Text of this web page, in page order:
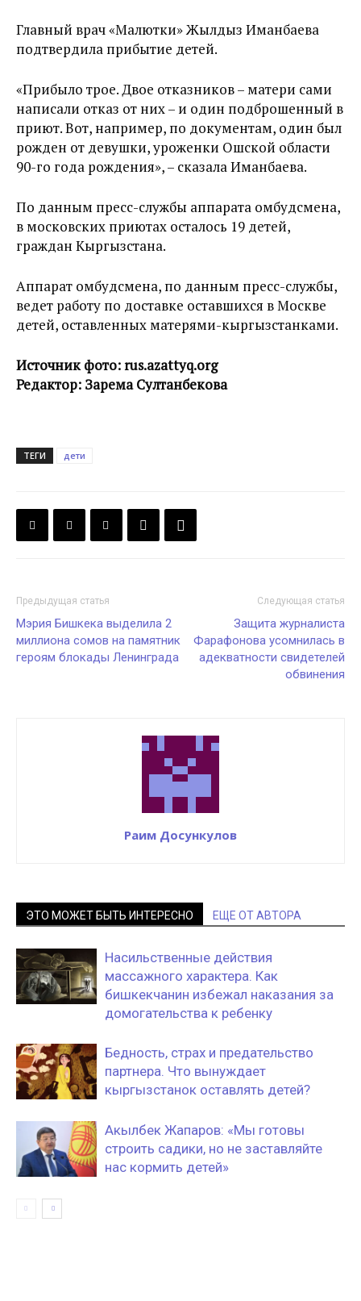
Главный врач «Малютки» Жылдыз Иманбаева
подтвердила прибытие детей.
«Прибыло трое. Двое отказников – матери сами
написали отказ от них – и один подброшенный в
приют. Вот, например, по документам, один был
рожден от девушки, уроженки Ошской области
90-го года рождения», – сказала Иманбаева.
По данным пресс-службы аппарата омбудсмена,
в московских приютах осталось 19 детей,
граждан Кыргызстана.
Аппарат омбудсмена, по данным пресс-службы,
ведет работу по доставке оставшихся в Москве
детей, оставленных матерями-кыргызстанками.
Источник фото: rus.azattyq.org
Редактор: Зарема Султанбекова
ТЕГИ дети
Предыдущая статья
Мэрия Бишкека выделила 2
миллиона сомов на памятник
героям блокады Ленинграда
Следующая статья
Защита журналиста
Фарафонова усомнилась в
адекватности свидетелей
обвинения
Раим Досункулов
ЭТО МОЖЕТ БЫТЬ ИНТЕРЕСНО ЕЩЕ ОТ АВТОРА
Насильственные действия
массажного характера. Как
бишкекчанин избежал наказания за
домогательства к ребенку
Бедность, страх и предательство
партнера. Что вынуждает
кыргызстанок оставлять детей?
Акылбек Жапаров: «Мы готовы
строить садики, но не заставляйте
нас кормить детей»